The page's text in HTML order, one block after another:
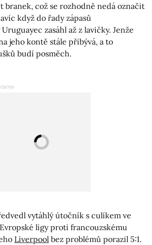
branek, což se rozhodně nedá označit
když do řady zápasů
zasáhl až z lavičky. Jenže
jeho kontě stále přibývá, a to
budí posměch.
vytáhlý útočník s culíkem ve
ligy proti francouzskému
Liverpool bez problémů porazil 5:1.